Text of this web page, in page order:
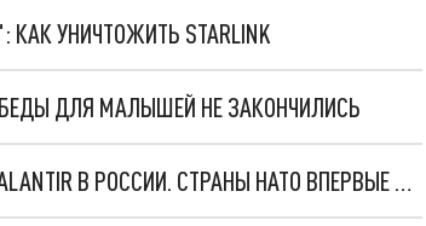
УНИЧТОЖИТЬ STARLINK
ДЛЯ МАЛЫШЕЙ НЕ ЗАКОНЧИЛИСЬ
"ОЧЕНЬ ПЛОХИЕ НОВОСТИ": БОЛЬШАЯ ОШИБКА PALANTIR В РОССИИ. СТРАНЫ НАТО ВПЕРВЫЕ ЗА СВО ОСТАНОВИЛИ ПОСТАВКИ ОРУЖИЯ. ВСУ ТЕРЯЮТ ПРИГРАНИЧЬЕ?